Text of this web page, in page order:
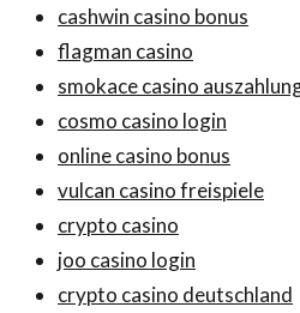
cashwin casino bonus
flagman casino
smokace casino
cosmo casino login
online casino bonus
vulcan casino freispiele
crypto casino
joo casino login
crypto casino deutschland